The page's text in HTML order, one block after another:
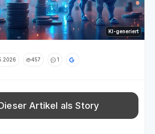
KI-generiert
457 1
Artikel als Story